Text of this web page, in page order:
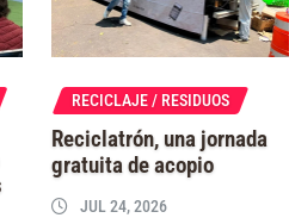
RECICLAJE / RESIDUOS
Reciclatrón, una jornada
gratuita de acopio
JUL 24, 2026